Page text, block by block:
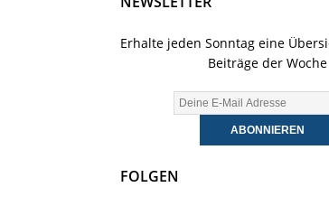
Erhalte jeden Sonntag eine
Beiträge der Woche
FOLGEN